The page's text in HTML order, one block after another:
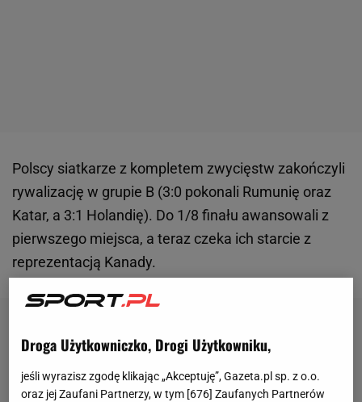
Polscy siatkarze z kompletem zwycięstw zakończyli
rywalizację w grupie B (3:0 pokonali Rumunię oraz
Katar, a 3:1 Holandię). Do 1/8 finału awansowali z
pierwszego miejsca, a teraz czeka ich starcie z
reprezentacją Kanady.
Droga Użytkowniczko, Drogi Użytkowniku,
jeśli wyrazisz zgodę klikając „Akceptuję”, Gazeta.pl sp. z o.o.
oraz jej Zaufani Partnerzy, w tym [676] Zaufanych Partnerów